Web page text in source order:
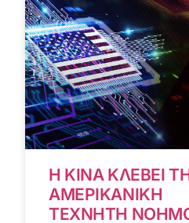
Η ΚΙΝΑ ΚΛΕΒΕΙ
ΑΜΕΡΙΚΑΝΙΚΗ
ΤΕΧΝΗΤΗ